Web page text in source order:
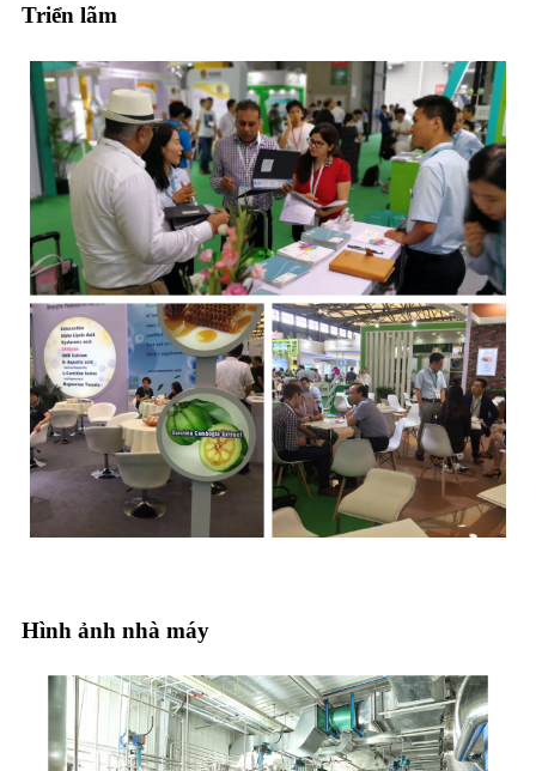
Triển lãm
Hình ảnh nhà máy